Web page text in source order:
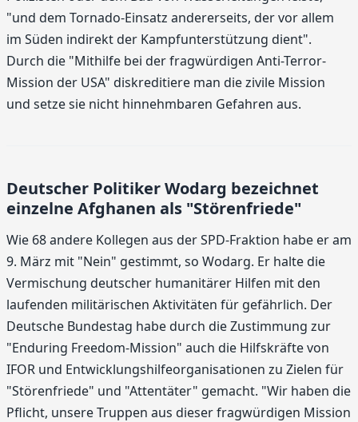
"und dem Tornado-Einsatz andererseits, der vor allem
im Süden indirekt der Kampfunterstützung dient".
Durch die "Mithilfe bei der fragwürdigen Anti-Terror-
Mission der USA" diskreditiere man die zivile Mission
und setze sie nicht hinnehmbaren Gefahren aus.
Deutscher Politiker Wodarg bezeichnet
einzelne Afghanen als "Störenfriede"
Wie 68 andere Kollegen aus der SPD-Fraktion habe er am
9. März mit "Nein" gestimmt, so Wodarg. Er halte die
Vermischung deutscher humanitärer Hilfen mit den
laufenden militärischen Aktivitäten für gefährlich. Der
Deutsche Bundestag habe durch die Zustimmung zur
"Enduring Freedom-Mission" auch die Hilfskräfte von
IFOR und Entwicklungshilfeorganisationen zu Zielen für
"Störenfriede" und "Attentäter" gemacht. "Wir haben die
Pflicht, unsere Truppen aus dieser fragwürdigen Mission